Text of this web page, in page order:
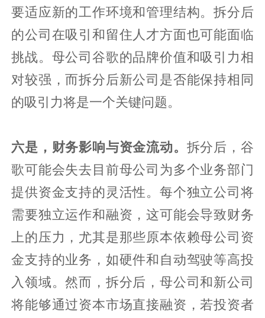
要适应新的工作环境和管理结构。拆分后
的公司在吸引和留住人才方面也可能面临
挑战。母公司谷歌的品牌价值和吸引力相
对较强，而拆分后新公司是否能保持相同
的吸引力将是一个关键问题。
六是，财务影响与资金流动。 拆分后，谷
歌可能会失去目前母公司为多个业务部门
提供资金支持的灵活性。每个独立公司将
需要独立运作和融资，这可能会导致财务
上的压力，尤其是那些原本依赖母公司资
金支持的业务，如硬件和自动驾驶等高投
入领域。然而，拆分后，母公司和新公司
将能够通过资本市场直接融资，若投资者